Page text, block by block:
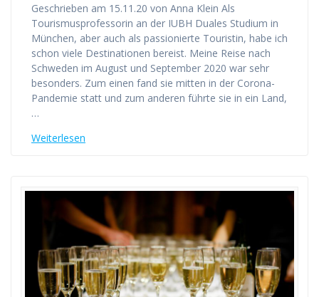
Geschrieben am 15.11.20 von Anna Klein Als
Tourismusprofessorin an der IUBH Duales Studium in
München, aber auch als passionierte Touristin, habe ich
schon viele Destinationen bereist. Meine Reise nach
Schweden im August und September 2020 war sehr
besonders. Zum einen fand sie mitten in der Corona-
Pandemie statt und zum anderen führte sie in ein Land,
…
Weiterlesen